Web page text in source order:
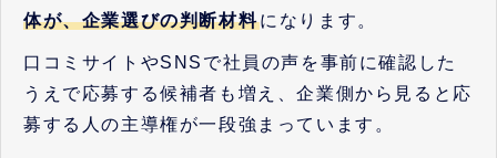
体が、企業選びの判断材料になります。
口コミサイトやSNSで社員の声を事前に確認した
うえで応募する候補者も増え、企業側から見ると応
募する人の主導権が一段強まっています。